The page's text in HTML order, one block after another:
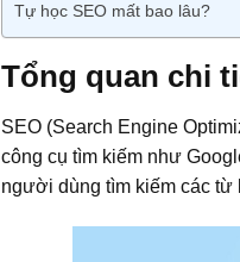
Tự học SEO mất bao lâu?
Tổng quan chi
SEO (Search Engine
công cụ tìm kiếm như
người dùng tìm kiếm các từ